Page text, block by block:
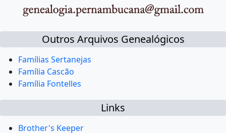
Outros Arquivos Genealógicos
Famílias Sertanejas
Família Cascão
Família Fontelles
Links
Brother's Keeper